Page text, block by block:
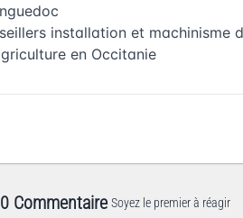
installation et machinisme
en Occitanie
0 Commentaire Soyez le premier à réagir